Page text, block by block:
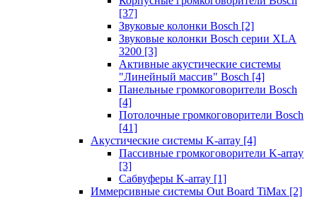
[37]
Звуковые колонки Bosch [2]
Звуковые колонки Bosch серии XLA
3200 [3]
Активные акустические системы
"Линейный массив" Bosch [4]
Панельные громкоговорители Bosch
[4]
Потолочные громкоговорители Bosch
[41]
Акустические системы K-array [4]
Пассивные громкоговорители K-array
[3]
Сабвуферы K-array [1]
Иммерсивные системы Out Board TiMax [2]